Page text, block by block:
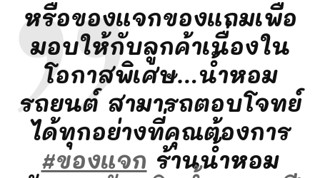
หรือของแจกของแถมเพื่อ
มอบให้กับลูกค้าเนื่องใน
โอกาสพิเศษ…น้ำหอม
รถยนต์ สามารถตอบโจทย์
ได้ทุกอย่างที่คุณต้องการ
#ของแจก ร้านน้ำหอม